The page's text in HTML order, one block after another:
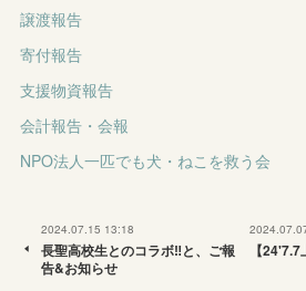
譲渡報告
寄付報告
支援物資報告
会計報告・会報
NPO法人一匹でも犬・ねこを救う会
2024.07.15 13:18
長聖高校生とのコラボ‼️と、ご報
告&お知らせ
【